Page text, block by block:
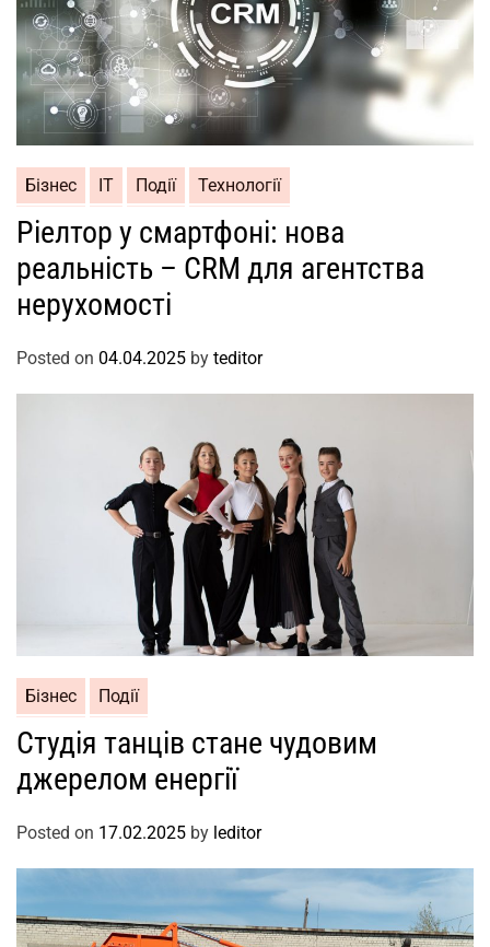
Бізнес ІТ Події Технології
Ріелтор у смартфоні: нова
реальність – CRM для агентства
нерухомості
Posted on 04.04.2025 by teditor
Бізнес Події
Студія танців стане чудовим
джерелом енергії
Posted on 17.02.2025 by leditor